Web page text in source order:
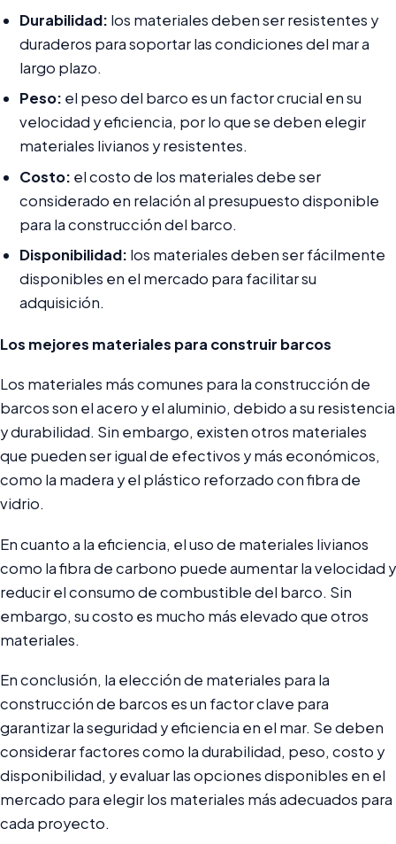
Durabilidad: los materiales deben ser resistentes y
duraderos para soportar las condiciones del mar a
largo plazo.
Peso: el peso del barco es un factor crucial en su
velocidad y eficiencia, por lo que se deben elegir
materiales livianos y resistentes.
Costo: el costo de los materiales debe ser
considerado en relación al presupuesto disponible
para la construcción del barco.
Disponibilidad: los materiales deben ser fácilmente
disponibles en el mercado para facilitar su
adquisición.
Los mejores materiales para construir barcos
Los materiales más comunes para la construcción de
barcos son el acero y el aluminio, debido a su resistencia
y durabilidad. Sin embargo, existen otros materiales
que pueden ser igual de efectivos y más económicos,
como la madera y el plástico reforzado con fibra de
vidrio.
En cuanto a la eficiencia, el uso de materiales livianos
como la fibra de carbono puede aumentar la velocidad y
reducir el consumo de combustible del barco. Sin
embargo, su costo es mucho más elevado que otros
materiales.
En conclusión, la elección de materiales para la
construcción de barcos es un factor clave para
garantizar la seguridad y eficiencia en el mar. Se deben
considerar factores como la durabilidad, peso, costo y
disponibilidad, y evaluar las opciones disponibles en el
mercado para elegir los materiales más adecuados para
cada proyecto.